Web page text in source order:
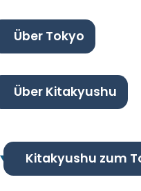
Über Tokyo
Über Kitakyushu
Kitakyushu zum